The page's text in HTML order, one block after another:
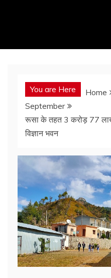
You are Here Home
September
रूसा के तहत 3 करोड़ 77
विज्ञान भवन